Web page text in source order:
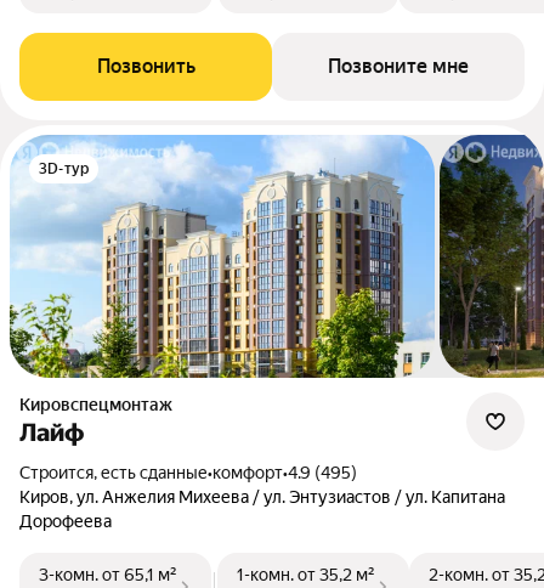
Позвонить Позвоните мне
3D-тур
Кировспецмонтаж
Лайф
Строится, есть сданные•комфорт•4.9 (495)
Киров, ул. Анжелия Михеева / ул. Энтузиастов / ул. Капитана
Дорофеева
3-комн.от 65,1 м²
1-комн.от 35,2 м²
2-комн.от